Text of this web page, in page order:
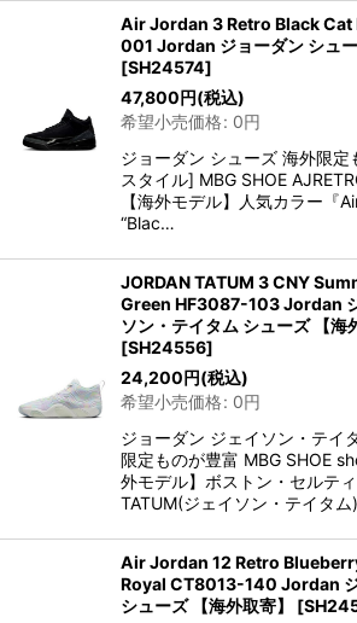
Air Jordan 3 Retro Black
001 Jordan ジョーダン シュー
[SH24574]
47,800円(税込)
希望小売価格: 0円
ジョーダン シューズ 海外限定
スタイル] MBG SHOE
【海外モデル】人気カラー『
“Blac…
JORDAN TATUM 3 CNY
Green HF3087-103 Jordan
ソン・テイタム シューズ 【海
[SH24556]
24,200円(税込)
希望小売価格: 0円
ジョーダン ジェイソン・テイ
限定ものが豊富 MBG SHOE
外モデル】ボストン・セルテ
TATUM(ジェイソン・テイタ
Air Jordan 12 Retro
Royal CT8013-140 Jordan
シューズ 【海外取寄】
[